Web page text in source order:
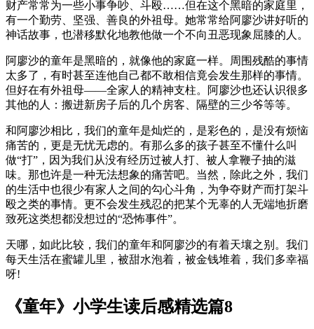
财产常常为一些小事争吵、斗殴……但在这个黑暗的家庭里，
有一个勤劳、坚强、善良的外祖母。她常常给阿廖沙讲好听的
神话故事，也潜移默化地教他做一个不向丑恶现象屈膝的人。
阿廖沙的童年是黑暗的，就像他的家庭一样。周围残酷的事情
太多了，有时甚至连他自己都不敢相信竟会发生那样的事情。
但好在有外祖母——全家人的精神支柱。阿廖沙也还认识很多
其他的人：搬进新房子后的几个房客、隔壁的三少爷等等。
和阿廖沙相比，我们的童年是灿烂的，是彩色的，是没有烦恼
痛苦的，更是无忧无虑的。有那么多的孩子甚至不懂什么叫
做“打”，因为我们从没有经历过被人打、被人拿鞭子抽的滋
味。那也许是一种无法想象的痛苦吧。当然，除此之外，我们
的生活中也很少有家人之间的勾心斗角，为争夺财产而打架斗
殴之类的事情。更不会发生残忍的把某个无辜的人无端地折磨
致死这类想都没想过的“恐怖事件”。
天哪，如此比较，我们的童年和阿廖沙的有着天壤之别。我们
每天生活在蜜罐儿里，被甜水泡着，被金钱堆着，我们多幸福
呀!
《童年》小学生读后感精选篇8